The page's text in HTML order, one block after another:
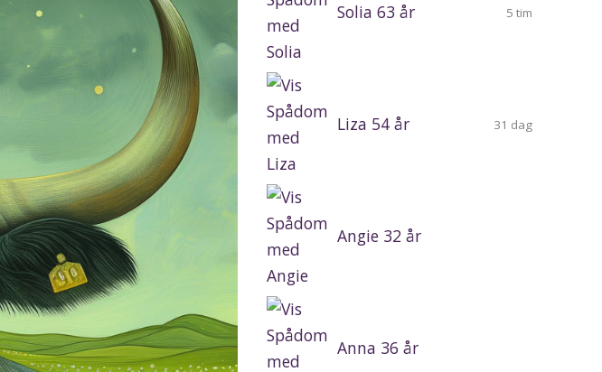
Solia 63 år 5 tim
Liza 54 år 31 dag
Angie 32 år
Anna 36 år